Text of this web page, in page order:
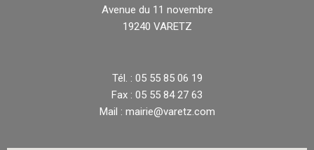
Avenue du 11 novembre
19240 VARETZ
Tél. : 05 55 85 06 19
Fax : 05 55 84 27 63
Mail : mairie@varetz.com